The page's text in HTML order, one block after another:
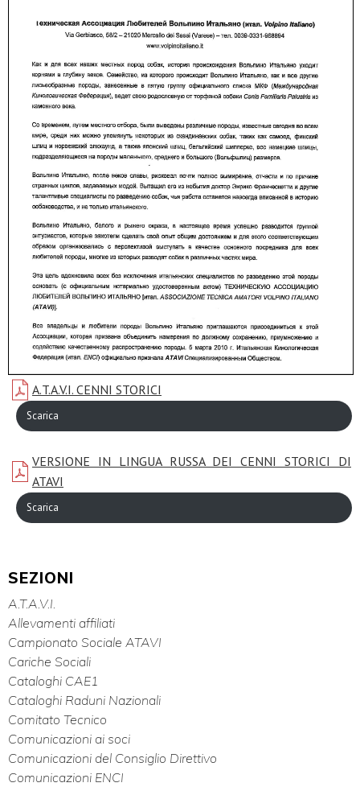
A.T.A.V.I. CENNI STORICI
Scarica
VERSIONE IN LINGUA RUSSA DEI CENNI STORICI DI
ATAVI
Scarica
SEZIONI
A.T.A.V.I.
Allevamenti affiliati
Campionato Sociale ATAVI
Cariche Sociali
Cataloghi CAE1
Cataloghi Raduni Nazionali
Comitato Tecnico
Comunicazioni ai soci
Comunicazioni del Consiglio Direttivo
Comunicazioni ENCI